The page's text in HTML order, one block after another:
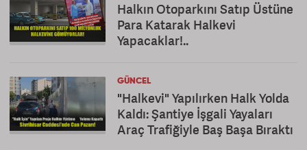
Halkın Otoparkını Satıp Üstüne
Para Katarak Halkevi
Yapacaklar!..
GÜNCEL
"Halkevi" Yapılırken Halk Yolda
Kaldı: Şantiye İşgali Yayaları
Araç Trafiğiyle Baş Başa Bıraktı